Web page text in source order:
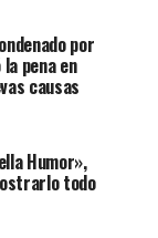
por
pena en
causas
Humor»,
todo